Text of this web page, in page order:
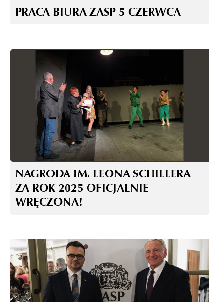
PRACA BIURA ZASP 5 CZERWCA
NAGRODA IM. LEONA SCHILLERA
ZA ROK 2025 OFICJALNIE
WRĘCZONA!